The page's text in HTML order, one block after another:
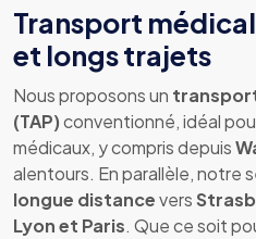
Transport
et longs trajets
Nous proposons un
(TAP)conventionné, idéal
médicaux, y compris depuis
alentours. En parallèle, notre
longue distancevers
Lyon et Paris. Que ce soit